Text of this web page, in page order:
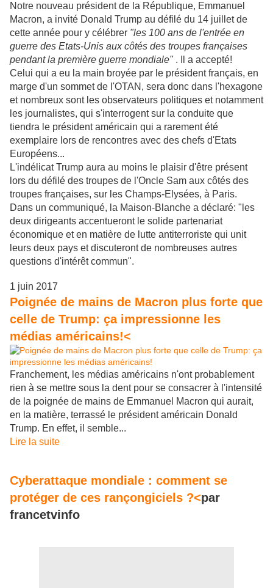
Notre nouveau président de la République, Emmanuel
Macron, a invité Donald Trump au défilé du 14 juillet de
cette année pour y célébrer "les 100 ans de l'entrée en
guerre des Etats-Unis aux côtés des troupes françaises
pendant la première guerre mondiale". Il a accepté!
Celui qui a eu la main broyée par le président français, en
marge d'un sommet de l'OTAN, sera donc dans l'hexagone
et nombreux sont les observateurs politiques et notamment
les journalistes, qui s'interrogent sur la conduite que
tiendra le président américain qui a rarement été
exemplaire lors de rencontres avec des chefs d'Etats
Européens...
L'indélicat Trump aura au moins le plaisir d'être présent
lors du défilé des troupes de l'Oncle Sam aux côtés des
troupes françaises, sur les Champs-Elysées, à Paris.
Dans un communiqué, la Maison-Blanche a déclaré: "les
deux dirigeants accentueront le solide partenariat
économique et en matière de lutte antiterroriste qui unit
leurs deux pays et discuteront de nombreuses autres
questions d'intérêt commun".
1 juin 2017
Poignée de mains de Macron plus forte que
celle de Trump: ça impressionne les
médias américains!<
Franchement, les médias américains n'ont probablement
rien à se mettre sous la dent pour se consacrer à l'intensité
de la poignée de mains de Emmanuel Macron qui aurait,
en la matière, terrassé le président américain Donald
Trump. En effet, il semble...
Lire la suite
Cyberattaque mondiale : comment se
protéger de ces rançongiciels ?<par
francetvinfo